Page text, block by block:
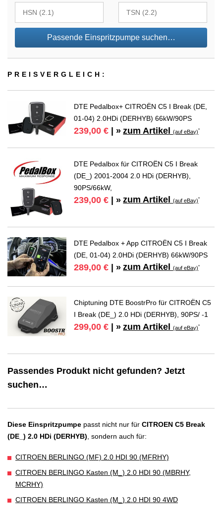
Passende Einspritzpumpe suchen…
PREIS­VER­GLEICH:
DTE Pedalbox+ CITROËN C5 I Break (DE,
01-04) 2.0HDi (DERHYB) 66kW/90PS
239,00 € | » zum Artikel(auf eBay)*
DTE Pedalbox für CITROËN C5 I Break
(DE_) 2001-2004 2.0 HDi (DERHYB),
90PS/66kW,
239,00 € | » zum Artikel(auf eBay)*
DTE Pedalbox + App CITROËN C5 I Break
(DE, 01-04) 2.0HDi (DERHYB) 66kW/90PS
289,00 € | » zum Artikel(auf eBay)*
Chiptuning DTE BoostrPro für CITROËN C5
I Break (DE_) 2.0 HDi (DERHYB), 90PS/ -1
299,00 € | » zum Artikel(auf eBay)*
Passendes Produkt nicht gefunden? Jetzt
suchen…
Diese Einspritzpumpe passt nicht nur für CITROEN C5 Break
(DE_) 2.0 HDi (DERHYB) , sondern auch für:
CITROEN BERLINGO (MF) 2.0 HDI 90 (MFRHY)
CITROEN BERLINGO Kasten (M_) 2.0 HDI 90 (MBRHY,
MCRHY)
CITROEN BERLINGO Kasten (M_) 2.0 HDI 90 4WD